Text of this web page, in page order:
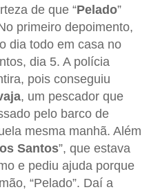
de que “Pelado”
primeiro depoimento,
dia todo em casa no
dia 5. A polícia
pois conseguiu
, um pescador que
pelo barco de
mesma manhã. Além
Santos”, que estava
e pediu ajuda porque
“Pelado”. Daí a